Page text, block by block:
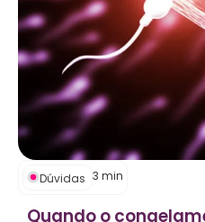
Dúvidas 3 min
Quando o